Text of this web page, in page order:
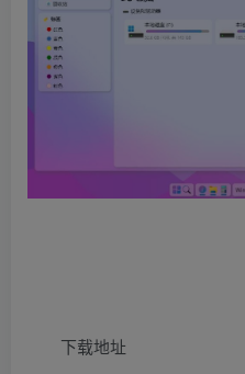
下载地址